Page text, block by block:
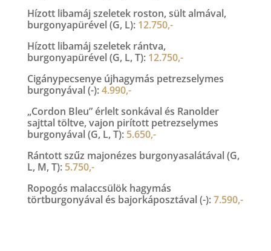
Hízott libamáj szeletek roston, sült almával,
burgonyapürével (G, L): 12.750,-
Hízott libamáj szeletek rántva,
burgonyapürével (G, L, T): 12.750,-
Cigánypecsenye újhagymás petrezselymes
burgonyával (-):4.990,-
„Cordon Bleu” érlelt sonkával és Ranolder
sajttal töltve, vajon pirított petrezselymes
burgonyával (G, L, T): 5.650,-
Rántott szűz majonézes burgonyasalátával (G,
L, M, T): 5.750,-
Ropogós malaccsülök hagymás
törtburgonyával és bajorkáposztával (-):7.590,-